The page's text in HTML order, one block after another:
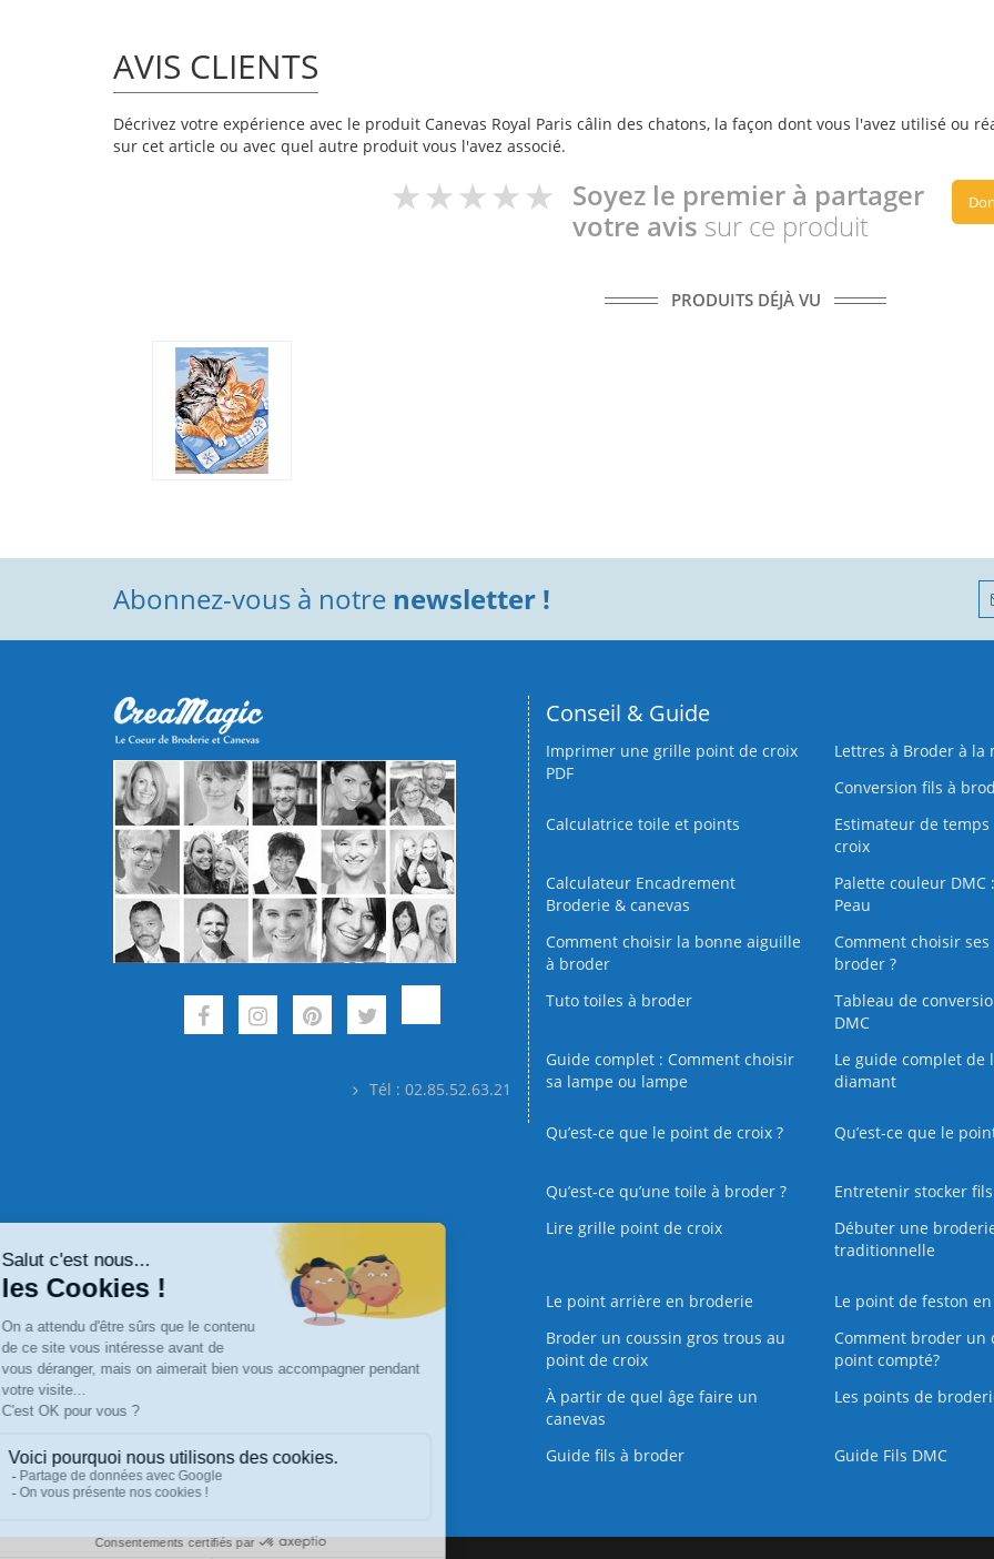
AVIS CLIENTS
Décrivez votre expérience avec le produit Canevas Royal Paris câlin des chatons, la façon dont vous l'avez utilisé ou
sur cet article ou avec quel autre produit vous l'avez associé.
Soyez le premier à partager
votre avis sur ce produit
PRODUITS DÉJÀ VU
Abonnez-vous à notre newsletter !
Tél : 02.85.52.63.21
Conseil & Guide
Imprimer une grille point de croix
PDF
Lettres à Broder à la
Conversion fils à
Calculatrice toile et points
Estimateur de temps
croix
Calculateur Encadrement
Broderie & canevas
Palette couleur DMC
Peau
Comment choisir la bonne aiguille
à broder
Comment choisir ses
broder ?
Tuto toiles à broder
Tableau de
DMC
Guide complet : Comment choisir
sa lampe ou lampe
Le guide complet de
diamant
Qu’est-ce que le point de croix ? Qu’est-ce que le
Qu’est‑ce qu’une toile à broder ?
Entretenir stocker
Lire grille point de croix
Débuter une
traditionnelle
Le point arrière en broderie
Le point de feston
Broder un coussin gros trous au
point de croix
Comment broder un
point compté?
À partir de quel âge faire un
canevas
Les points de
Guide fils à broder Guide Fils DMC